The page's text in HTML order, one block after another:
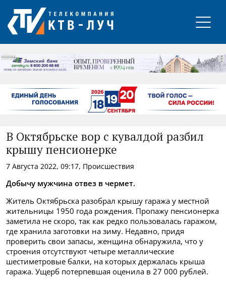
РЕКЛАМА
В Октябрьске вор с кувалдой разбил
крышу пенсионерке
7 Августа 2022, 09:17, Происшествия
Добычу мужчина отвез в чермет.
Житель Октябрьска разобрал крышу гаража у местной
жительницы 1950 года рождения. Пропажу пенсионерка
заметила не скоро, так как редко пользовалась гаражом,
где хранила заготовки на зиму. Недавно, придя
проверить свои запасы, женщина обнаружила, что у
строения отсутствуют четыре металлические
шестиметровые балки, на которых держалась крыша
гаража. Ущерб потерпевшая оценила в 27 000 рублей.